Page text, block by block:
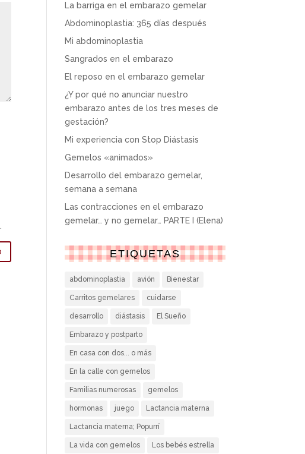
La barriga en el embarazo gemelar
Abdominoplastia: 365 días después
Mi abdominoplastia
Sangrados en el embarazo
El reposo en el embarazo gemelar
¿Y por qué no anunciar nuestro
embarazo antes de los tres meses de
gestación?
Mi experiencia con Stop Diástasis
Gemelos «animados»
Desarrollo del embarazo gemelar,
semana a semana
Las contracciones en el embarazo
gemelar… y no gemelar… PARTE I (Elena)
ETIQUETAS
abdominoplastia avión Bienestar
Carritos gemelares cuidarse
desarrollo diástasis El Sueño
Embarazo y postparto
En casa con dos... o más
En la calle con gemelos
Familias numerosas gemelos
hormonas juego Lactancia materna
Lactancia materna; Popurrí
La vida con gemelos Los bebés estrella